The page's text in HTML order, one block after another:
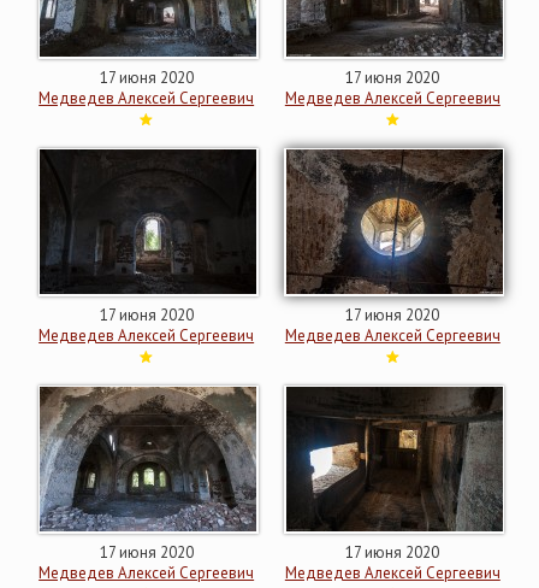
17 июня 2020
Медведев Алексей Сергеевич
17 июня 2020
Медведев Алексей Сергеевич
17 июня 2020
Медведев Алексей Сергеевич
17 июня 2020
Медведев Алексей Сергеевич
17 июня 2020
Медведев Алексей Сергеевич
17 июня 2020
Медведев Алексей Сергеевич